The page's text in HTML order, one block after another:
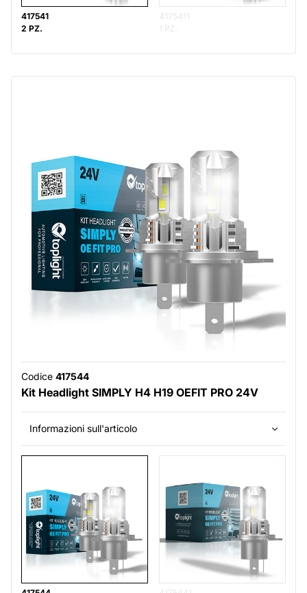
417541
2 PZ.
4175411
1 PZ.
Codice 417544
Kit Headlight SIMPLY H4 H19 OEFIT PRO 24V
Informazioni sull'articolo